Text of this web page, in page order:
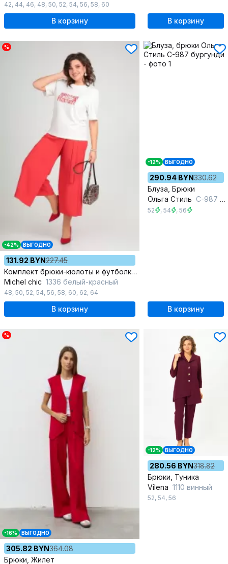
42, 44, 46, 48, 50, 52, 54, 56, 58, 60
В корзину В корзину
%
-42% ВЫГОДНО
131.92 BYN227.45
Комплект брюки-кюлоты и футболка с принтом для жарких дней
Michel chic 1336 белый-красный
48, 50, 52, 54, 56, 58, 60, 62, 64
В корзину
-12% ВЫГОДНО
290.94 BYN330.62
Блуза, Брюки
Ольга Стиль С-987 бургунди
52 , 54 , 56
В корзину
%
-16% ВЫГОДНО
305.82 BYN364.08
Брюки, Жилет
-12% ВЫГОДНО
280.56 BYN318.82
Брюки, Туника
Vilena 1110 винный
52, 54, 56